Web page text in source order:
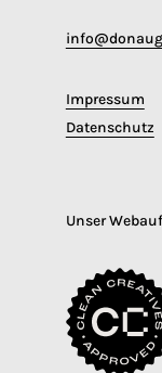
Impressum
Datenschutz
Unser